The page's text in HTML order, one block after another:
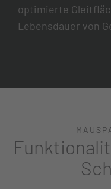
optimierte
Lebensdauer von